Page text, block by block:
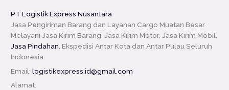
PT Logistik Express Nusantara
Jasa Pengiriman Barang dan Layanan Cargo Muatan Besar
Melayani Jasa Kirim Barang, Jasa Kirim Motor, Jasa Kirim Mobil,
Jasa Pindahan , Ekspedisi Antar Kota dan Antar Pulau Seluruh
Indonesia.
Email:logistikexpress.id@gmail.com
Alamat: